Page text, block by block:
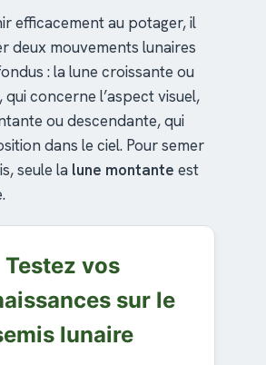
efficacement au potager, il
deux mouvements lunaires
: la lune croissante ou
concerne l’aspect visuel,
ou descendante, qui
dans le ciel. Pour semer
seule la lune montante est
Testez vos
sur le
lunaire